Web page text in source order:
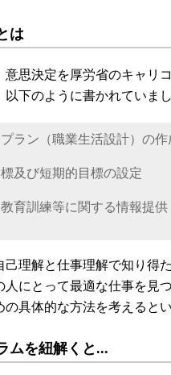
は
思決定を厚労省のキャリ
以下のように書かれていまし
ラン（職業生活設計）の作
及び短期的目標の設定
育訓練等に関する情報提供
理解と仕事理解で知り得
人にとって最適な仕事を見
の具体的な方法を考えると
ムを紐解くと...